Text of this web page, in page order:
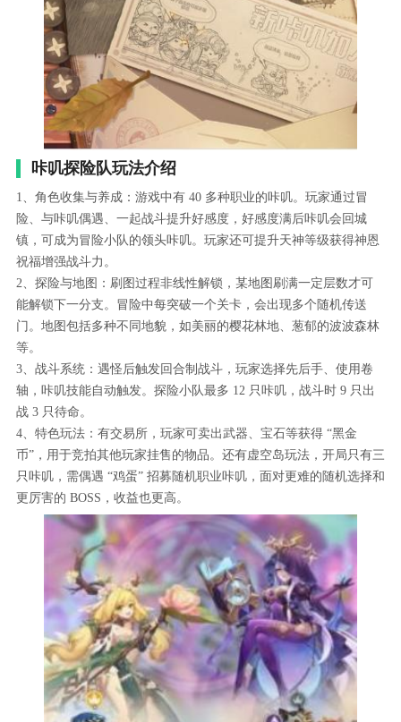
咔叽探险队玩法介绍
1、角色收集与养成：游戏中有 40 多种职业的咔叽。玩家通过冒
险、与咔叽偶遇、一起战斗提升好感度，好感度满后咔叽会回城
镇，可成为冒险小队的领头咔叽。玩家还可提升天神等级获得神恩
祝福增强战斗力。
2、探险与地图：刷图过程非线性解锁，某地图刷满一定层数才可
能解锁下一分支。冒险中每突破一个关卡，会出现多个随机传送
门。地图包括多种不同地貌，如美丽的樱花林地、葱郁的波波森林
等。
3、战斗系统：遇怪后触发回合制战斗，玩家选择先后手、使用卷
轴，咔叽技能自动触发。探险小队最多 12 只咔叽，战斗时 9 只出
战 3 只待命。
4、特色玩法：有交易所，玩家可卖出武器、宝石等获得 “黑金
币”，用于竞拍其他玩家挂售的物品。还有虚空岛玩法，开局只有三
只咔叽，需偶遇 “鸡蛋” 招募随机职业咔叽，面对更难的随机选择和
更厉害的 BOSS，收益也更高。